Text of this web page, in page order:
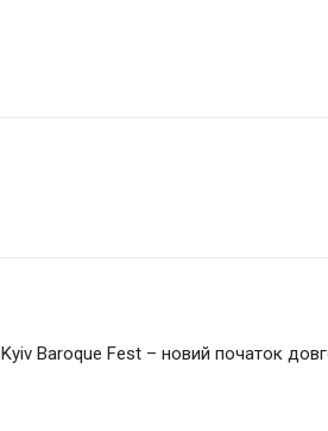
Kyiv Baroque Fest – новий початок